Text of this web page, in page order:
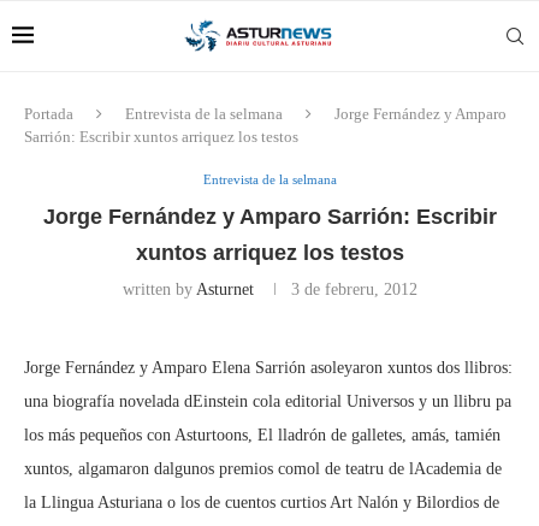
Portada Entrevista de la selmana
Jorge Fernández y Amparo
Sarrión: Escribir xuntos arriquez los testos
Entrevista de la selmana
Jorge Fernández y Amparo Sarrión: Escribir
xuntos arriquez los testos
written by Asturnet 3 de febreru, 2012
Jorge Fernández y Amparo Elena Sarrión asoleyaron xuntos dos llibros:
una biografía novelada dEinstein cola editorial Universos y un llibru pa
los más pequeños con Asturtoons, El lladrón de galletes, amás, tamién
xuntos, algamaron dalgunos premios comol de teatru de lAcademia de
la Llingua Asturiana o los de cuentos curtios Art Nalón y Bilordios de